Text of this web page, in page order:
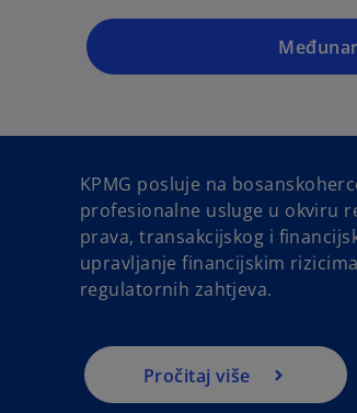
KPMG posluje na
profesionalne usluge u okviru
prava, transakcijskog i
upravljanje financijskim
regulatornih zahtjeva.
Pročitaj više